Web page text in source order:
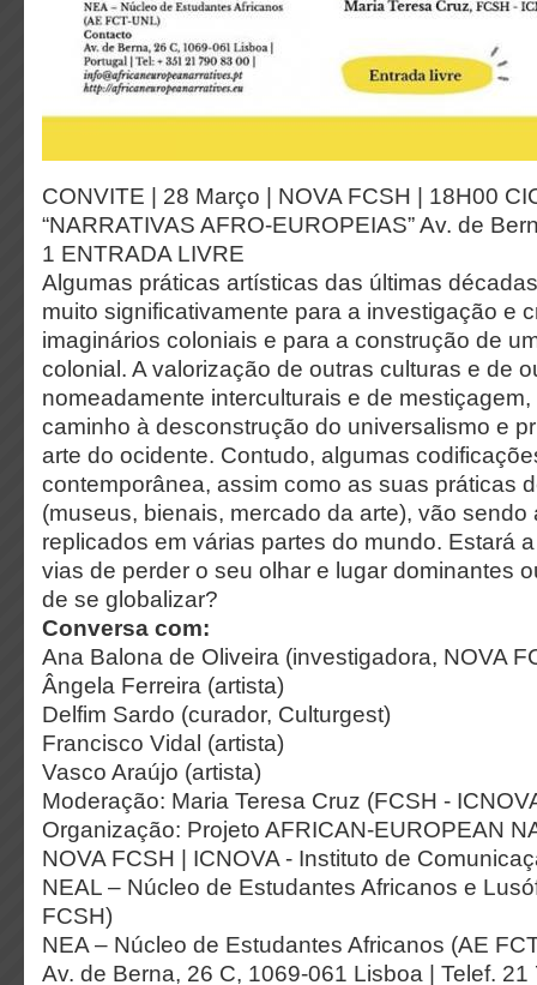
CONVITE | 28 Março | NOVA FCSH | 18H00
“NARRATIVAS AFRO-EUROPEIAS” Av. de
1 ENTRADA LIVRE
Algumas práticas artísticas das últimas
muito significativamente para a investigação e
imaginários coloniais e para a construção de
colonial. A valorização de outras culturas e de
nomeadamente interculturais e de
caminho à desconstrução do universalismo e
arte do ocidente. Contudo, algumas
contemporânea, assim como as suas práticas
(museus, bienais, mercado da arte), vão sendo
replicados em várias partes do mundo. Estará
vias de perder o seu olhar e lugar dominantes
de se globalizar?
Conversa com:
Ana Balona de Oliveira (investigadora, NOVA
Ângela Ferreira (artista)
Delfim Sardo (curador, Culturgest)
Francisco Vidal (artista)
Vasco Araújo (artista)
Moderação: Maria Teresa Cruz (FCSH -
Organização: Projeto AFRICAN-EUROPEAN
NOVA FCSH | ICNOVA - Instituto de
NEAL – Núcleo de Estudantes Africanos e
FCSH)
NEA – Núcleo de Estudantes Africanos (AE
Av. de Berna, 26 C, 1069-061 Lisboa | Telef. 21